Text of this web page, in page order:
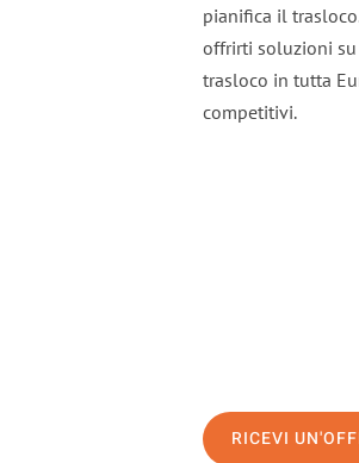
pianifica il
offrirti soluzioni su
trasloco in tutta
competitivi.
RICEVI